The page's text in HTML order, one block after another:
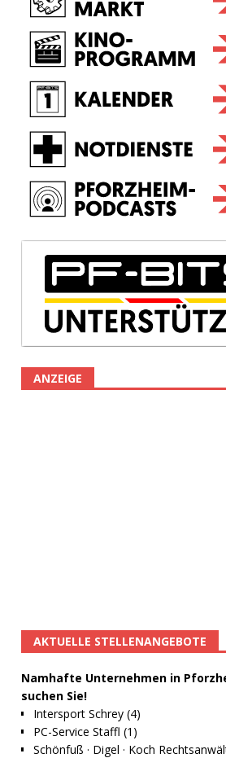
ANZEIGE
AKTUELLE STELLENANGEBOTE
Namhafte Unternehmen in
suchen Sie!
Intersport Schrey (4)
PC-Service Staffl (1)
Schönfuß · Digel · Koch